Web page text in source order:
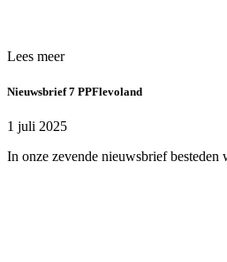
Lees meer
Nieuwsbrief 7 PPFlevoland
1 juli 2025
In onze zevende nieuwsbrief besteden